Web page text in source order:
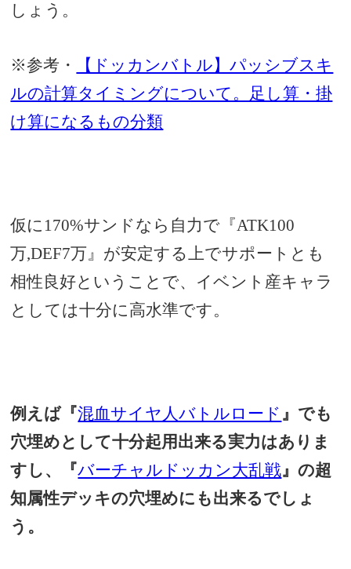
しょう。
※参考・
【ドッカンバトル】パッシブスキ
ルの計算タイミングについて。足し算・掛
け算になるもの分類
仮に170%サンドなら自力で『ATK100
万,DEF7万』 が安定する上でサポートとも
相性良好ということで、イベント産キャラ
としては十分に高水準です。
例えば『混血サイヤ人バトルロード 』でも
穴埋めとして十分起用出来る実力はありま
すし、『バーチャルドッカン大乱戦』の超
知属性デッキの穴埋めにも出来るでしょ
う。